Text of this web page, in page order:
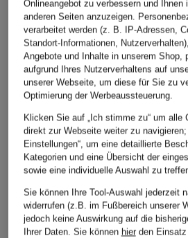
STILVOLLE EMPFEHLUNGEN
TIFFANY & Co.
TIFFANY &
Onlineangebot zu verbessern und Ihnen
anderen Seiten anzuzeigen.
verarbeitet werden (z. B. IP-Adressen,
Standort-Informationen,
Angebote und Inhalte in unserem Shop,
aufgrund Ihres Nutzerverhaltens auf
unserer Webseite, um diese für Sie zu
Optimierung der Werbeaussteuerung.
Klicken Sie auf „Ich stimme zu“ um alle
direkt zur Webseite weiter zu
Einstellungen“, um eine detaillierte
Kategorien und eine Übersicht der
sowie eine individuelle Auswahl zu
Sie können Ihre Tool-Auswahl jederzeit
widerrufen (z.B. im Fußbereich unserer
jedoch keine Auswirkung auf die
Ihrer Daten. Sie können hierden Einsatz